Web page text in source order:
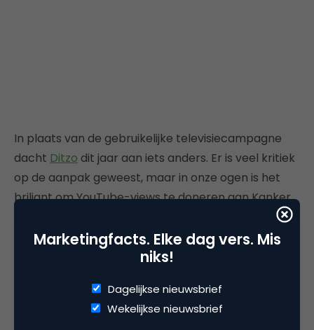
In plaats van de gebruikelijke televisiecampagne
dacht Ditzo dit jaar aan iets anders. Er is veel kritiek
op de aanpak geweest, maar in onze ogen is het
briljant om YouTube-views te doneren aan Kanker
onderzoek. De video ging dan ook terecht snel naar
meer dan 1 miljoen views.
Cat at Christmas” Music Video
Marketingfacts. Elke dag vers. Mis
niks!
Dagelijkse nieuwsbrief
Wekelijkse nieuwsbrief